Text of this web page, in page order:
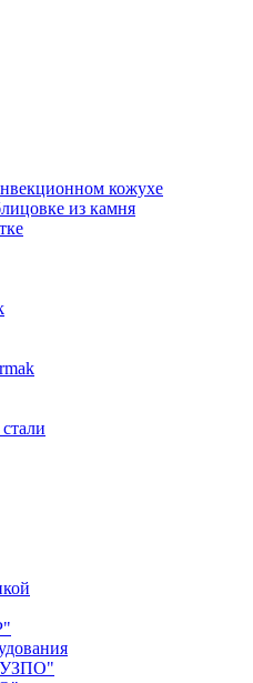
кожухе
из камня
"УЗПО"